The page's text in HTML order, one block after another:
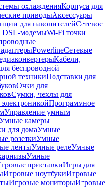
охлажденияКорпуса для
приводыАксессуары
для накопителейСетевое
DSL-модемыWi-Fi точки
PowerlineСетевые
Кабели,
беспроводной
техникиПодставки для
Очки для
Сумки, чехлы для
электроникойПрограммное
Управление умным
Умные камеры
для домаУмные
розеткиУмные
лентыУмные релеУмные
Умные
приставкиИгры для
Игровые ноутбукиИгровые
Игровые мониторыИгровые